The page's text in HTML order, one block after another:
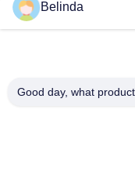
van de gebied
rubberuitbreiding
epdm
Belinda
Good day, what